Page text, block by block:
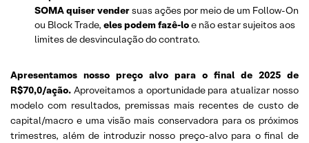
SOMA quiser vendersuas ações por meio de um Follow-On
ou Block Trade, eles podem fazê-loe não estar sujeitos aos
limites de desvinculação do contrato.
Apresentamos nosso preço alvo para o final de 2025 de
R$70,0/ação. Aproveitamos a oportunidade para atualizar nosso
modelo com resultados, premissas mais recentes de custo de
capital/macro e uma visão mais conservadora para os próximos
trimestres, além de introduzir nosso preço-alvo para o final de